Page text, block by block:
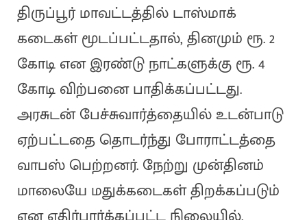
திருப்பூர் மாவட்டத்தில் டாஸ்மாக்
கடைகள் மூடப்பட்டதால், தினமும் ரூ. 2
கோடி என இரண்டு நாட்களுக்கு ரூ. 4
கோடி விற்பனை பாதிக்கப்பட்டது.
அரசுடன் பேச்சுவார்த்தையில் உடன்பாடு
ஏற்பட்டதை தொடர்ந்து போராட்டத்தை
வாபஸ் பெற்றனர். நேற்று முன்தினம்
மாலையே மதுக்கடைகள் திறக்கப்படும்